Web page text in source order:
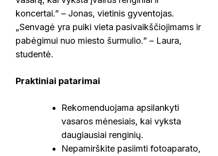
koncertai.” – Jonas, vietinis gyventojas.
„Senvagė yra puiki vieta pasivaikščiojimams ir
pabėgimui nuo miesto šurmulio.” – Laura,
studentė.
Praktiniai patarimai
Rekomenduojama apsilankyti
vasaros mėnesiais, kai vyksta
daugiausiai renginių.
Nepamirškite pasiimti fotoaparato,